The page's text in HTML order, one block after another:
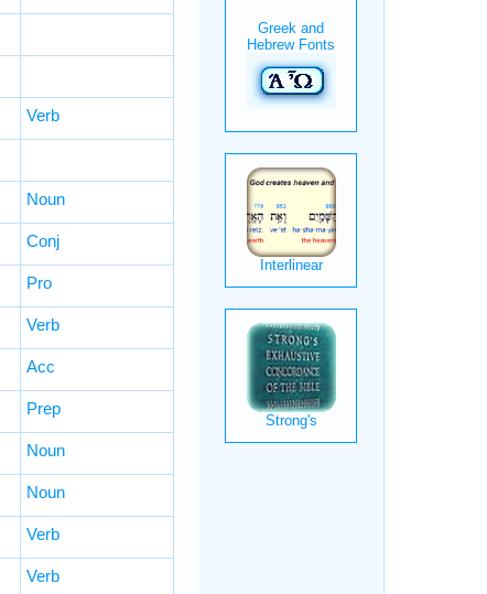
Verb
Noun
Conj
Pro
Verb
Acc
Prep
Noun
Noun
Verb
Verb